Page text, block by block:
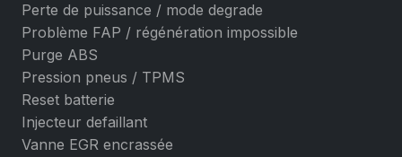
Perte de puissance / mode degrade
Problème FAP / régénération impossible
Purge ABS
Pression pneus / TPMS
Reset batterie
Injecteur defaillant
Vanne EGR encrassée